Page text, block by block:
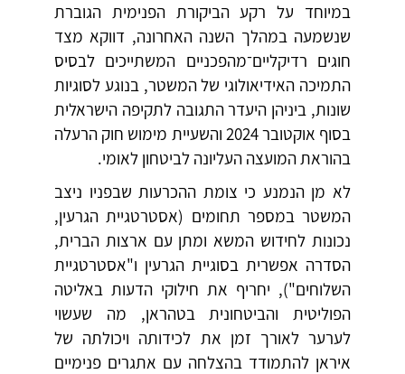
במיוחד על רקע הביקורת הפנימית הגוברת
שנשמעה במהלך השנה האחרונה, דווקא מצד
חוגים רדיקליים־מהפכניים המשתייכים לבסיס
התמיכה האידיאולוגי של המשטר, בנוגע לסוגיות
שונות, ביניהן היעדר התגובה לתקיפה הישראלית
בסוף אוקטובר 2024 והשעיית מימוש חוק הרעלה
בהוראת המועצה העליונה לביטחון לאומי.
לא מן הנמנע כי צומת ההכרעות שבפניו ניצב
המשטר במספר תחומים (אסטרטגיית הגרעין,
נכונות לחידוש המשא ומתן עם ארצות הברית,
הסדרה אפשרית בסוגיית הגרעין ו"אסטרטגיית
השלוחים"), יחריף את חילוקי הדעות באליטה
הפוליטית והביטחונית בטהראן, מה שעשוי
לערער לאורך זמן את לכידותה ויכולתה של
איראן להתמודד בהצלחה עם אתגרים פנימיים